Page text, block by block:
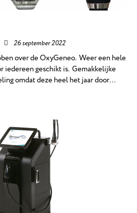
26 september 2022
over de OxyGeneo. Weer een hele
iedereen geschikt is. Gemakkelijke
omdat deze heel het jaar door…